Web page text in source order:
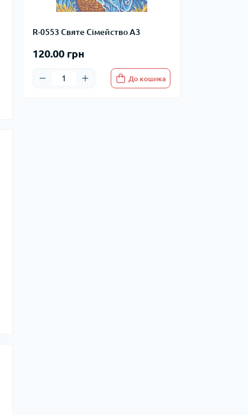
R-0553 Святе Сімейство А3
120.00 грн
До кошика